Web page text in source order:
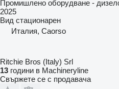
Промишлено оборудване -
2025
Вид стационарен
Италия, Caorso
Ritchie Bros (Italy) Srl
13 години в Machineryline
Свържете се с продавача